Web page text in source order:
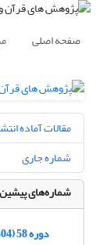
صفحه اصلی
مقالات آماده
شماره جاری
شماره‌های
دوره 58 (1404)